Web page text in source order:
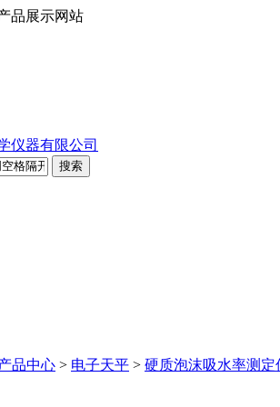
品展示网站
品中心 > 电子天平 > 硬质泡沫吸水率测定